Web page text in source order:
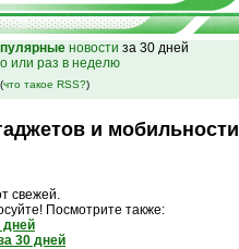
новости за 30 дней
или раз в неделю
(что такое RSS?)
и мобильности
свежей.
Посмотрите также:
дней
30 дней